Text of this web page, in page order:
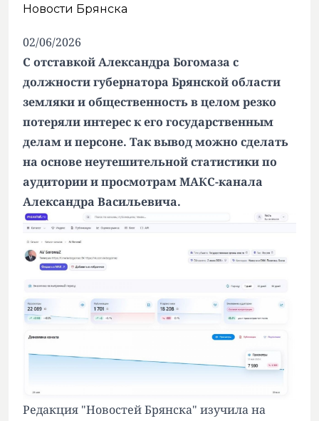
Новости Брянска
02/06/2026
С отставкой Александра Богомаза с
должности губернатора Брянской области
земляки и общественность в целом резко
потеряли интерес к его государственным
делам и персоне. Так вывод можно сделать
на основе неутешительной статистики по
аудитории и просмотрам МАКС-канала
Александра Васильевича.
Редакция "Новостей Брянска" изучила на